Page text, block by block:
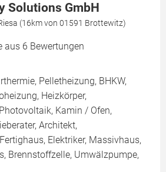
Solutions GmbH
(16km von 01591 Brottewitz)
aus 6 Bewertungen
Pelletheizung, BHKW,
Heizkörper,
Kamin / Ofen,
Architekt,
Elektriker, Massivhaus,
Brennstoffzelle, Umwälzpumpe,